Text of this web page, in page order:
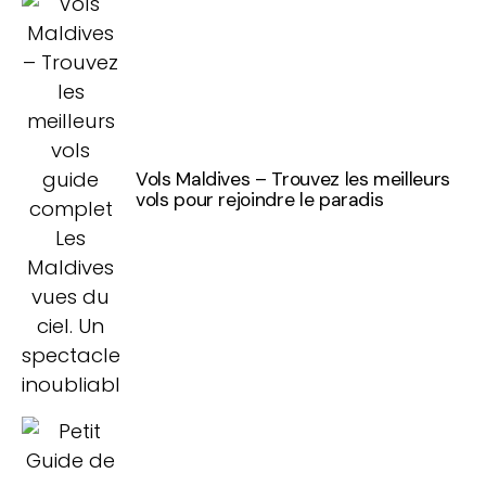
Vols Maldives – Trouvez les meilleurs
vols pour rejoindre le paradis